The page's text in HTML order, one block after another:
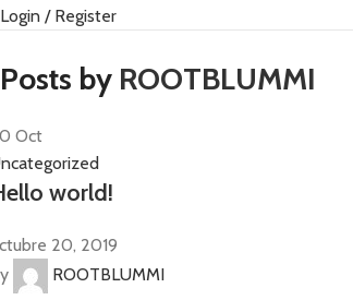
Login / Register
Posts by ROOTBLUMMI
Oct
world!
20, 2019
ROOTBLUMMI